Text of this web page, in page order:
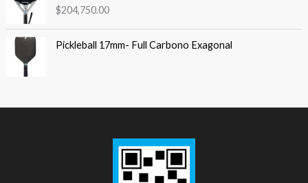
$204,750.00
Pickleball 17mm- Full Carbono Exagonal